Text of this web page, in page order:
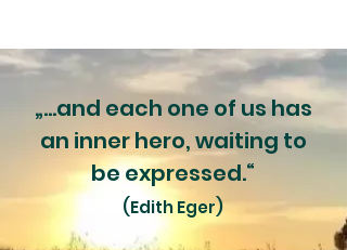
„...and each one of us has
an inner hero, waiting to
be expressed.“
(Edith Eger)